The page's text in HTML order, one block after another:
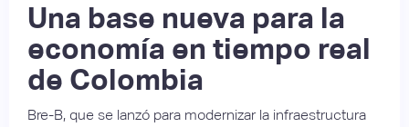
Una base nueva para la
economía en tiempo real
de Colombia
Bre-B, que se lanzó para modernizar la infraestructura